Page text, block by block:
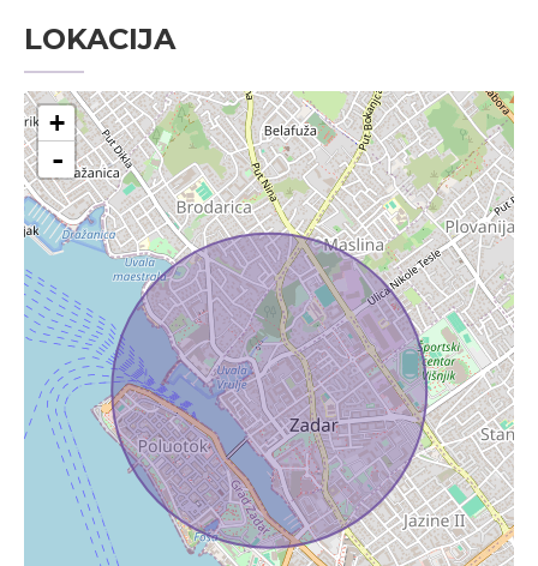
LOKACIJA
+
-